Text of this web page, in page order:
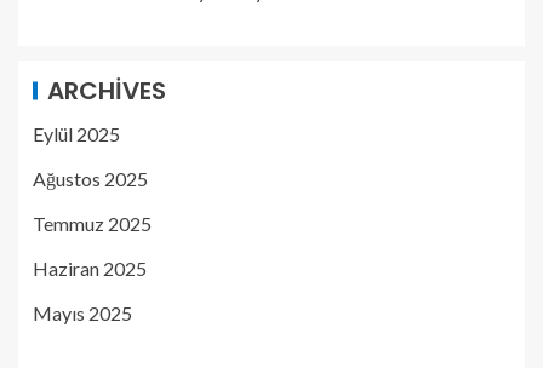
ARCHIVES
Eylül 2025
Ağustos 2025
Temmuz 2025
Haziran 2025
Mayıs 2025